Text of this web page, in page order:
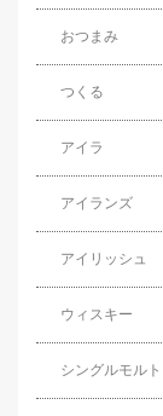
おつまみ
つくる
アイラ
アイランズ
アイリッシュ
ウィスキー
シングルモルト